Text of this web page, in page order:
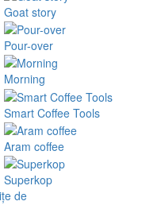
Goat story
Pour-over
Morning
Smart Coffee Tools
Aram coffee
Superkop